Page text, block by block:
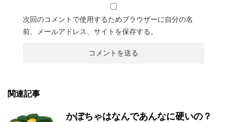
次回のコメントで使用するためブラウザーに自分の名
前、メールアドレス、サイトを保存する。
関連記事
かぼちゃはなんであんなに硬いの？